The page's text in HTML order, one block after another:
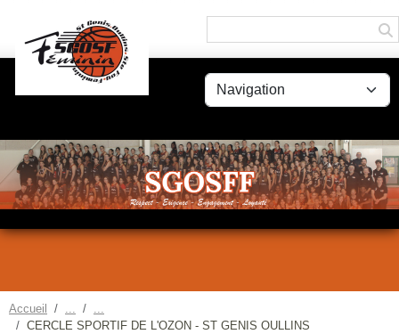
Accueil
CERCLE SPORTIF DE L'OZON - ST GENIS OULLINS